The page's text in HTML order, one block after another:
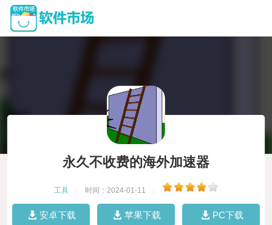
永久不收费的海外加速器
工具 时间：2024-01-11
安卓下载 苹果下载 PC下载